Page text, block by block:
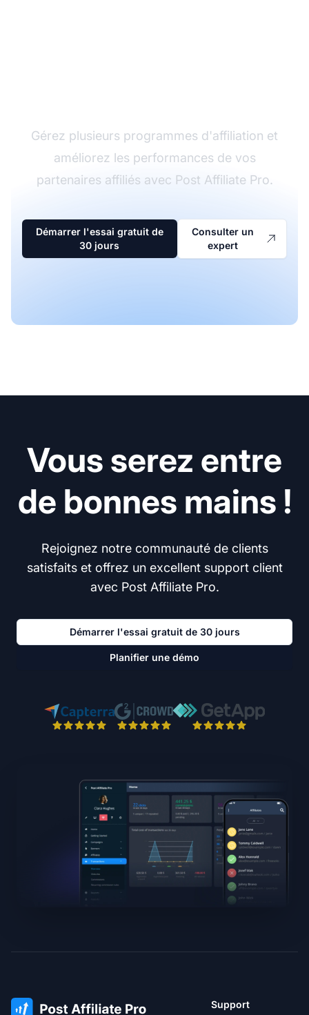
Gérez plusieurs programmes d'affiliation et
améliorez les performances de vos
partenaires affiliés avec Post Affiliate Pro.
Démarrer l'essai gratuit de
30 jours
Consulter un
expert
Vous serez entre
de bonnes mains !
Rejoignez notre communauté de clients
satisfaits et offrez un excellent support client
avec Post Affiliate Pro.
Démarrer l'essai gratuit de 30 jours
Planifier une démo
Support